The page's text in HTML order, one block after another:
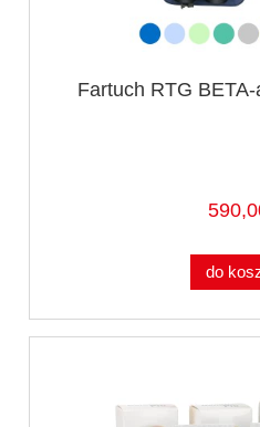
Fartuch RTG
do